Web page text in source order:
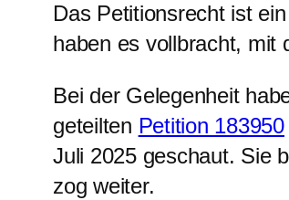
Das Petitionsrecht ist
haben es vollbracht, mit
Bei der Gelegenheit
geteilten Petition 183950
Juli 2025 geschaut. Sie
zog weiter.